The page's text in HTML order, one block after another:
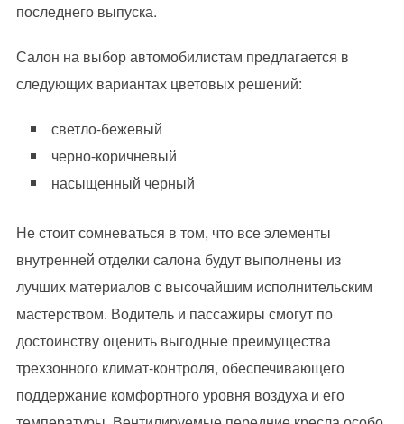
последнего выпуска.
Салон на выбор автомобилистам предлагается в
следующих вариантах цветовых решений:
светло-бежевый
черно-коричневый
насыщенный черный
Не стоит сомневаться в том, что все элементы
внутренней отделки салона будут выполнены из
лучших материалов с высочайшим исполнительским
мастерством. Водитель и пассажиры смогут по
достоинству оценить выгодные преимущества
трехзонного климат-контроля, обеспечивающего
поддержание комфортного уровня воздуха и его